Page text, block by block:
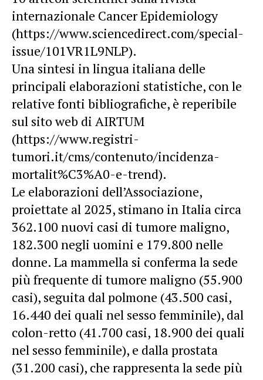
internazionale Cancer Epidemiology
(https://www.sciencedirect.com/special-
issue/101VR1L9NLP).
Una sintesi in lingua italiana delle
principali elaborazioni statistiche, con le
relative fonti bibliografiche, è reperibile
sul sito web di AIRTUM
(https://www.registri-
tumori.it/cms/contenuto/incidenza-
mortalit%C3%A0-e-trend).
Le elaborazioni dell’Associazione,
proiettate al 2025, stimano in Italia circa
362.100 nuovi casi di tumore maligno,
182.300 negli uomini e 179.800 nelle
donne. La mammella si conferma la sede
più frequente di tumore maligno (55.900
casi), seguita dal polmone (43.500 casi,
16.440 dei quali nel sesso femminile), dal
colon-retto (41.700 casi, 18.900 dei quali
nel sesso femminile), e dalla prostata
(31.200 casi), che rappresenta la sede più